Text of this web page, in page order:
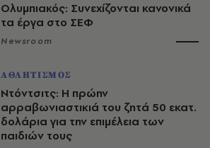
Ολυμπιακός: Συνεχίζονται κανονικά
τα έργα στο ΣΕΦ
Newsroom
ΑΘΛΗΤΙΣΜΟΣ
Ντόντσιτς: Η πρώην
αρραβωνιαστικιά του ζητά 50 εκατ.
δολάρια για την επιμέλεια των
παιδιών τους